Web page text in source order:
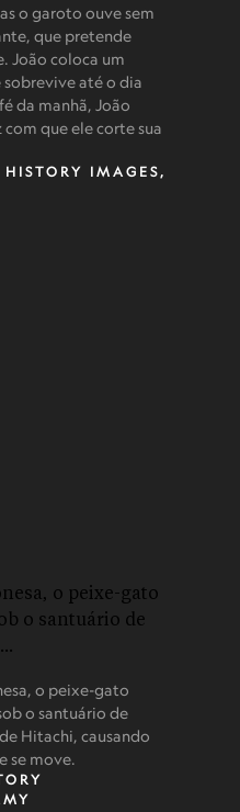
o garoto ouve sem
que pretende
João coloca um
sobrevive até o dia
da manhã, João
que ele corte sua
HISTORY IMAGES,
o peixe-gato
o santuário de
Hitachi, causando
se move.